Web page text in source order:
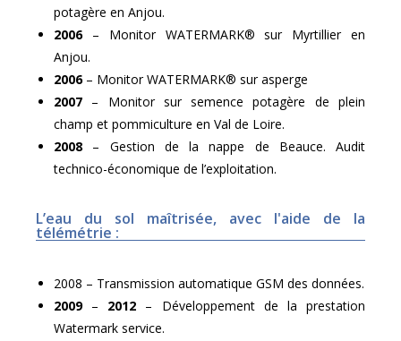
potagère en Anjou.
2006– Monitor WATERMARK® sur Myrtillier en
Anjou.
2006– Monitor WATERMARK® sur asperge
2007 – Monitor sur semence potagère de plein
champ et pommiculture en Val de Loire.
2008 – Gestion de la nappe de Beauce. Audit
technico-économique de l’exploitation.
L’eau du sol maîtrisée, avec l'aide de la
télémétrie :
2008 – Transmission automatique GSM des données.
2009 – 2012 – Développement de la prestation
Watermark service.